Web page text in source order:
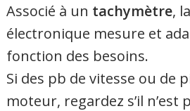
Associé à un tachymètre,
électronique mesure et
fonction des besoins.
Si des pb de vitesse ou de
moteur, regardez s’il n’est